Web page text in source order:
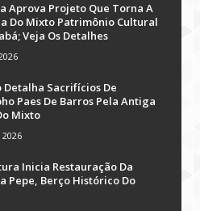
Aprova Projeto Que Torna A
Do Mixto Patrimônio Cultural
Veja Os Detalhes
Detalha Sacrifícios De
Paes De Barros Pela Antiga
Mixto
2026
Inicia Restauração Da
Pepe, Berço Histórico Do